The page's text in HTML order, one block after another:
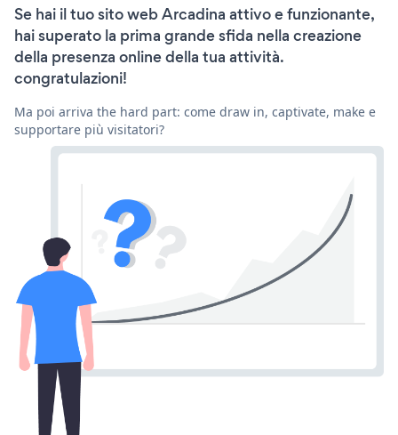
Se hai il tuo sito web Arcadina attivo e funzionante,
hai superato la prima grande sfida nella creazione
della presenza online della tua attività.
congratulazioni!
Ma poi arriva the hard part: come draw in, captivate, make e
supportare più visitatori?